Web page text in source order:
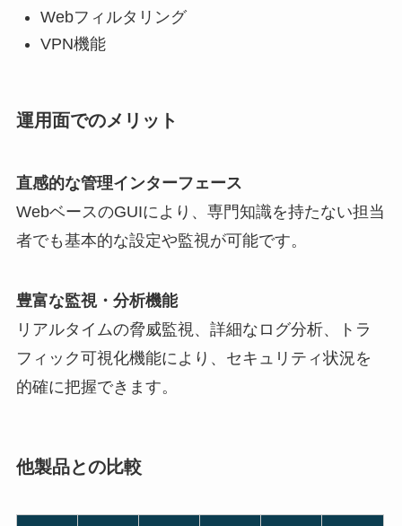
Webフィルタリング
VPN機能
運用面でのメリット
直感的な管理インターフェース
WebベースのGUIにより、専門知識を持たない担当
者でも基本的な設定や監視が可能です。
豊富な監視・分析機能
リアルタイムの脅威監視、詳細なログ分析、トラ
フィック可視化機能により、セキュリティ状況を
的確に把握できます。
他製品との比較